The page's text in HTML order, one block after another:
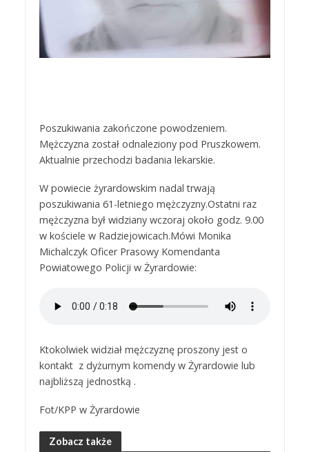
Poszukiwania zakończone powodzeniem.
Mężczyzna został odnaleziony pod Pruszkowem.
Aktualnie przechodzi badania lekarskie.
W powiecie żyrardowskim nadal trwają
poszukiwania 61-letniego mężczyzny.Ostatni raz
mężczyzna był widziany wczoraj około godz. 9.00
w kościele w Radziejowicach.Mówi Monika
Michalczyk Oficer Prasowy Komendanta
Powiatowego Policji w Żyrardowie:
Ktokolwiek widział mężczyznę proszony jest o
kontakt z dyżurnym komendy w Żyrardowie lub
najbliższą jednostką .
Fot/KPP w Żyrardowie
Zobacz także